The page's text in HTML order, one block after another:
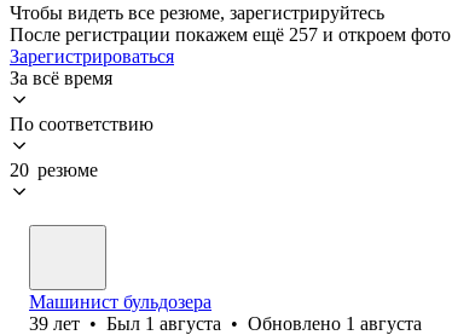
Чтобы видеть все резюме, зарегистрируйтесь
После регистрации покажем ещё 257 и откроем фото
Зарегистрироваться
За всё время
По соответствию
20 резюме
Машинист бульдозера
39 лет • Был 1 августа • Обновлено 1 августа